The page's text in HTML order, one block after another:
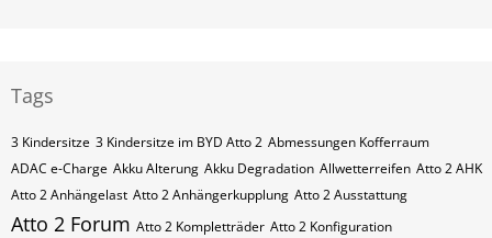
Tags
3 Kindersitze 3 Kindersitze im BYD Atto 2 Abmessungen Kofferraum
ADAC e-Charge Akku Alterung Akku Degradation Allwetterreifen Atto 2 AHK
Atto 2 Anhängelast Atto 2 Anhängerkupplung Atto 2 Ausstattung
Atto 2 Forum Atto 2 Kompletträder Atto 2 Konfiguration